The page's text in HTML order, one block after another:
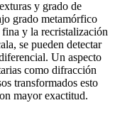
y grado de
grado metamórfico
y la recristalización
se pueden detectar
Un aspecto
como difracción
transformados esto
mayor exactitud.